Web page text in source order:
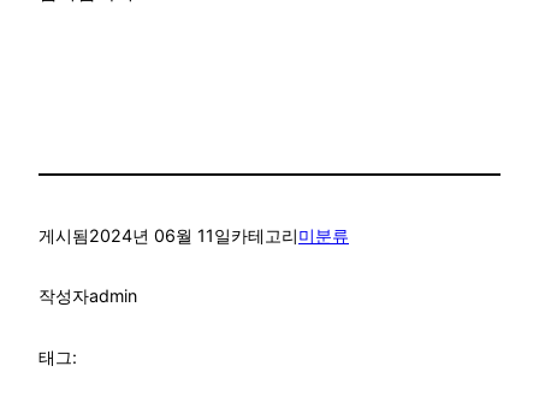
게시됨2024년 06월 11일카테고리미분류
작성자admin
태그: